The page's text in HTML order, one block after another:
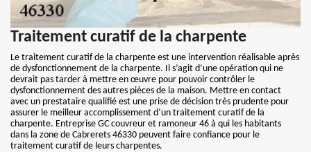
Traitement curatif de la charpente
Le traitement curatif de la charpente est une intervention réalisable après
de dysfonctionnement de la charpente. Il s’agit d’une opération qui ne
devrait pas tarder à mettre en œuvre pour pouvoir contrôler le
dysfonctionnement des autres pièces de la maison. Mettre en contact
avec un prestataire qualifié est une prise de décision très prudente pour
assurer le meilleur accomplissement d’un traitement curatif de la
charpente. Entreprise GC couvreur et ramoneur 46 à qui les habitants
dans la zone de Cabrerets 46330 peuvent faire confiance pour le
traitement curatif de leurs charpentes.